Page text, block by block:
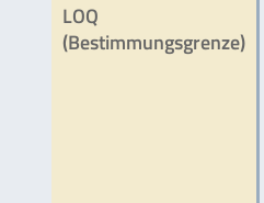
LOQ
(Bestimmungsgrenze)